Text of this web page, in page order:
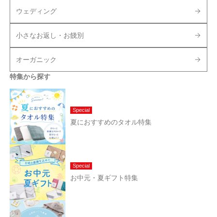
ウェディング
小さなお返し・お餞別
オーガニック
特集から探す
Special
夏におすすめのタオル特集
Special
お中元・夏ギフト特集